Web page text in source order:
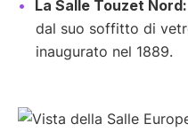
La Salle Touzet Nord:
dal suo soffitto di
inaugurato nel 1889.